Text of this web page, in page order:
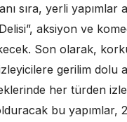
sıra, yerli yapımlar
aksiyon ve
Son olarak,
gerilim
her türden
bu yapımlar,